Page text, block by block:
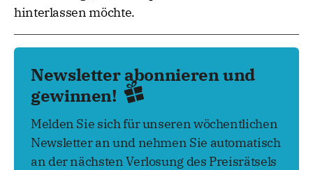
hinterlassen möchte.
Newsletter abonnieren und
gewinnen!
Melden Sie sich für unseren wöchentlichen
Newsletter an und nehmen Sie automatisch
an der nächsten Verlosung des Preisrätsels